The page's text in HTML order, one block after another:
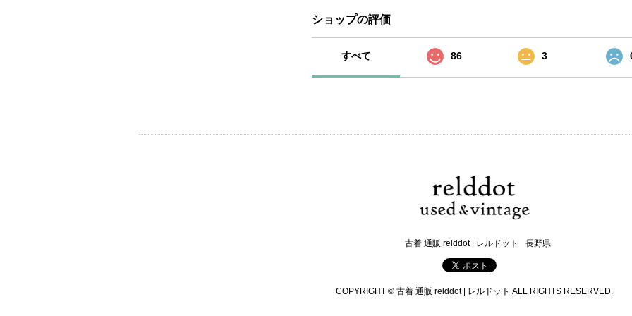
ショップの評価
すべて 86 3
古着 通販 relddot | レルドット 長野県
COPYRIGHT © 古着 通販 relddot | レルドット ALL RIGHTS RESERVED.